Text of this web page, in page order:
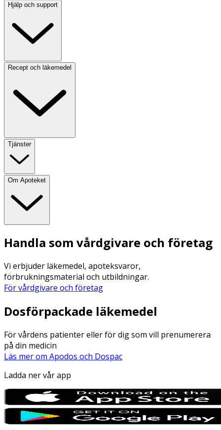
Hjälp och support
Recept och läkemedel
Tjänster
Om Apoteket
Handla som vårdgivare och företag
Vi erbjuder läkemedel, apoteksvaror,
förbrukningsmaterial och utbildningar.
För vårdgivare och företag
Dosförpackade läkemedel
För vårdens patienter eller för dig som vill prenumerera
på din medicin
Läs mer om Apodos och Dospac
Ladda ner vår app